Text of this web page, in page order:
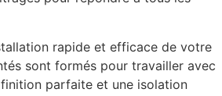
rapide et efficace de votre
sont formés pour travailler avec
parfaite et une isolation